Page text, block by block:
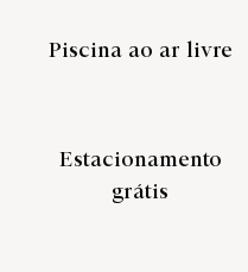
Piscina ao ar livre
Estacionamento
grátis